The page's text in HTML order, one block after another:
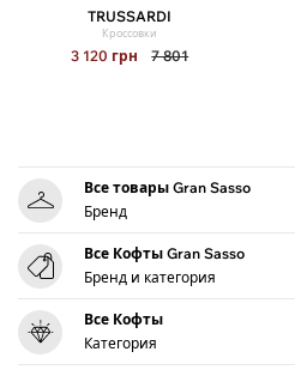
TRUSSARDI
Кроссовки
3 120 грн 7 801
Все товары Gran Sasso
Бренд
Все Кофты Gran Sasso
Бренд и категория
Все Кофты
Категория